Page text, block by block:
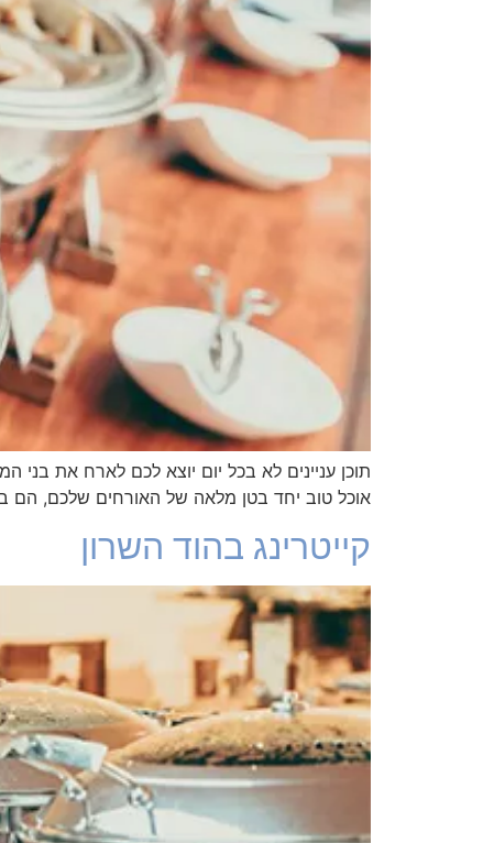
תוכן עניינים לא בכל יום יוצא לכם לארח את
אוכל טוב יחד בטן מלאה של האורחים שלכם, הם
קייטרינג בהוד השרון